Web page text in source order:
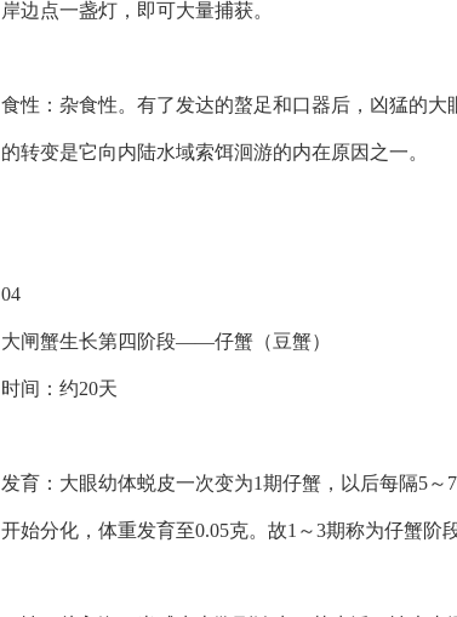
岸边点一盏灯，即可大量捕获。
食性：杂食性。有了发达的螯足和口器后，凶猛的
的转变是它向内陆水域索饵洄游的内在原因之一。
04
大闸蟹生长第四阶段——仔蟹（豆蟹）
时间：约20天
发育：大眼幼体蜕皮一次变为1期仔蟹，以后每隔5
开始分化，体重发育至0.05克。故1～3期称为仔蟹阶